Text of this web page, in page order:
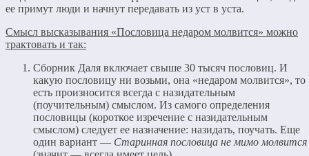
ее примут люди и начнут передавать из уст в уста.
Смысл высказывания «Пословица недаром молвится» можно
трактовать и так:
Сборник Даля включает свыше 30 тысяч пословиц. И
какую пословицу ни возьми, она «недаром молвится», то
есть произносится всегда с назидательным
(поучительным) смыслом. Из самого определения
пословицы (короткое изречение с назидательным
смыслом) следует ее назначение: назидать, поучать. Еще
один вариант — Старинная пословица не мимо молвится